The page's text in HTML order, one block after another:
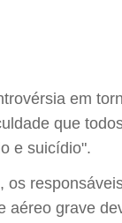
em
que
e suicídio".
os
aéreo grave